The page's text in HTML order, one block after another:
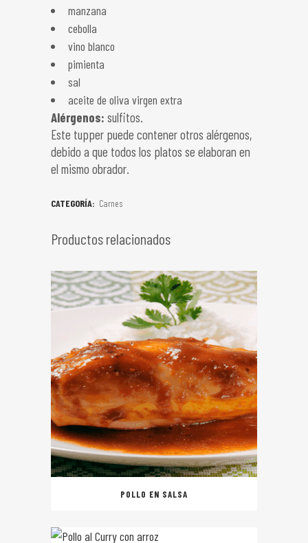
manzana
cebolla
vino blanco
pimienta
sal
aceite de oliva virgen extra
Alérgenos: sulfitos.
Este tupper puede contener otros alérgenos,
debido a que todos los platos se elaboran en
el mismo obrador.
CATEGORÍA: Carnes
Productos relacionados
POLLO EN SALSA